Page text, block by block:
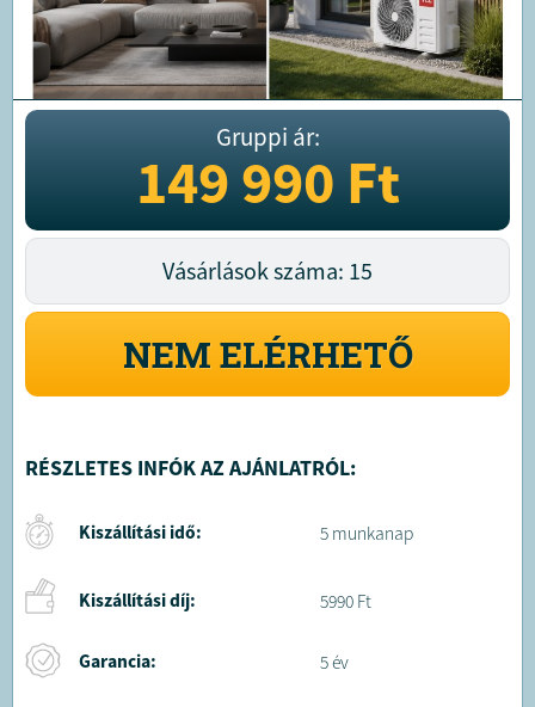
Gruppi ár:
149 990Ft
Vásárlások száma: 15
NEM ELÉRHETŐ
RÉSZLETES INFÓK AZ AJÁNLATRÓL:
Kiszállítási idő: 5 munkanap
Kiszállítási díj: 5990 Ft
Garancia: 5 év